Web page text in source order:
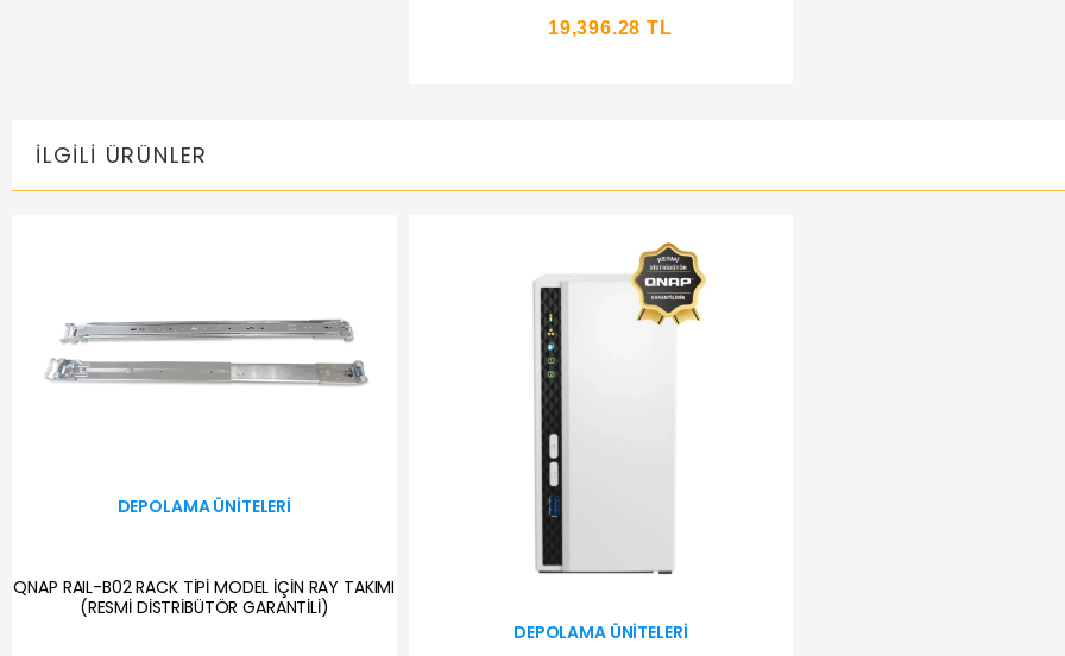
19,396.28 TL
İLGILI ÜRÜNLER
DEPOLAMA ÜNITELERI
QNAP RAIL-B02 RACK TİPİ MODEL İÇİN RAY TAKIMI
(RESMİ DİSTRİBÜTÖR GARANTİLİ)
DEPOLAMA ÜNITELERI